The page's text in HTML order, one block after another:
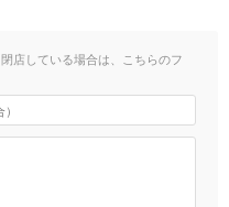
店している場合は、こちらのフ